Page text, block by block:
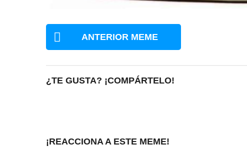
ANTERIOR MEME
¿TE GUSTA? ¡COMPÁRTELO!
¡REACCIONA A ESTE MEME!